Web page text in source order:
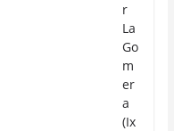
r
La
Go
m
er
a
(Ix